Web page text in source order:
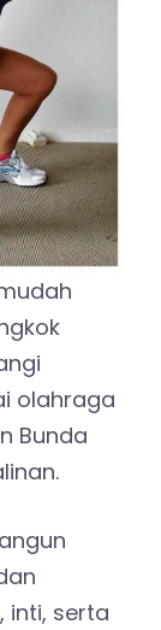
olahraga
Bunda
inti, serta